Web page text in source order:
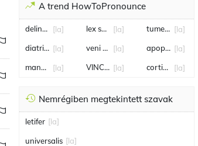
A trend HowToPronounce
delineare[la]
diatriba [la]
mandatum
[la]
lex specialis
[la]
veni vidi vici
[la]
VINCIT [la]
tumenti [la]
apophthegma
[la]
corticofugal
[la]
Nemrégiben megtekintett szavak
letifer [la]
universalis [la]